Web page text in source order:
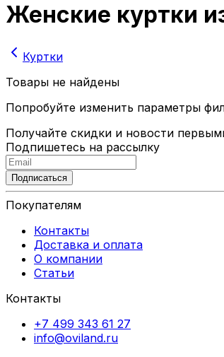
Женские куртки
Куртки
Товары не найдены
Попробуйте изменить параметры
Получайте скидки и новости
Подпишетесь на рассылку
Подписаться
Покупателям
Контакты
Доставка и оплата
О компании
Статьи
Контакты
+7 499 343 61 27
info@oviland.ru